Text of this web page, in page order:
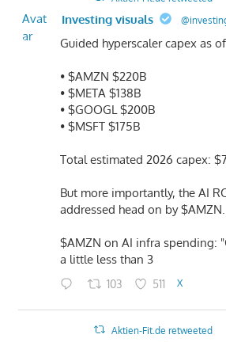
Avat
ar
Investing visuals
Guided hyperscaler capex as
• $AMZN $220B
• $META $138B
• $GOOGL $200B
• $MSFT $175B
Total estimated 2026 capex:
But more importantly, the AI
addressed head on by $AMZN.
$AMZN on AI infra spending:
a little less than 3
103 511 X
Aktien-Fit.de retweeted